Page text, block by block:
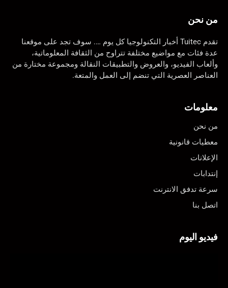
من نحن
تقدم Tuitec أخبار التكنولوجيا كل يوم …. سوف تجد على موقعنا
عدة فئات مع مواضيع مختلفة تتراوح من الثقافة المعلوماتية،
وألعاب الفيديو، والعروض والتطبيقات النقالة ومجموعة مختارة من
العناصر العصرية التي تنضم إلى العمل والمتعة.
معلومات
من نحن
معطيات قانونية
الإعلانات
إنتدابات
سرعة تدفق الانترنت
اتصل بنا
فيديو اليوم